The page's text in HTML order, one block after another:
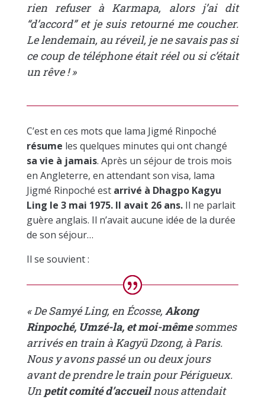
rien refuser à Karmapa, alors j’ai dit
“d’accord” et je suis retourné me coucher.
Le lendemain, au réveil, je ne savais pas si
ce coup de téléphone était réel ou si c’était
un rêve ! »
C’est en ces mots que lama Jigmé Rinpoché
résume les quelques minutes qui ont changé
sa vie à jamais. Après un séjour de trois mois
en Angleterre, en attendant son visa, lama
Jigmé Rinpoché est arrivé à Dhagpo Kagyu
Ling le 3 mai 1975. Il avait 26 ans.Il ne parlait
guère anglais. Il n’avait aucune idée de la durée
de son séjour…
Il se souvient :
« De Samyé Ling, en Écosse,Akong
Rinpoché, Umzé-la, et moi-mêmesommes
arrivés en train à Kagyü Dzong, à Paris.
Nous y avons passé un ou deux jours
avant de prendre le train pour Périgueux.
Un petit comité d’accueilnous attendait